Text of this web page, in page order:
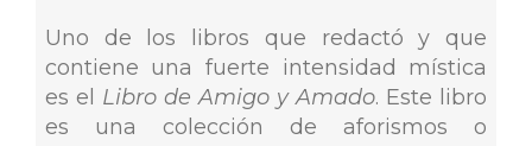
Uno de los libros que redactó y que
contiene una fuerte intensidad mística
es el Libro de Amigo y Amado. Este libro
es una colección de aforismos o